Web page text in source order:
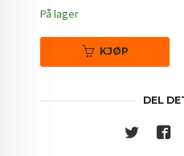
På lager
KJØP
DEL